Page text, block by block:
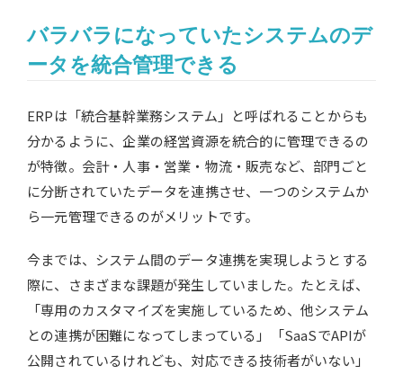
バラバラになっていたシステムのデ
ータを統合管理できる
ERPは「統合基幹業務システム」と呼ばれることからも
分かるように、企業の経営資源を統合的に管理できるの
が特徴。会計・人事・営業・物流・販売など、部門ごと
に分断されていたデータを連携させ、一つのシステムか
ら一元管理できるのがメリットです。
今までは、システム間のデータ連携を実現しようとする
際に、さまざまな課題が発生していました。たとえば、
「専用のカスタマイズを実施しているため、他システム
との連携が困難になってしまっている」「SaaSでAPIが
公開されているけれども、対応できる技術者がいない」